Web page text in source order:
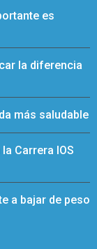
es
la diferencia
más saludable
Carrera IOS
a bajar de peso